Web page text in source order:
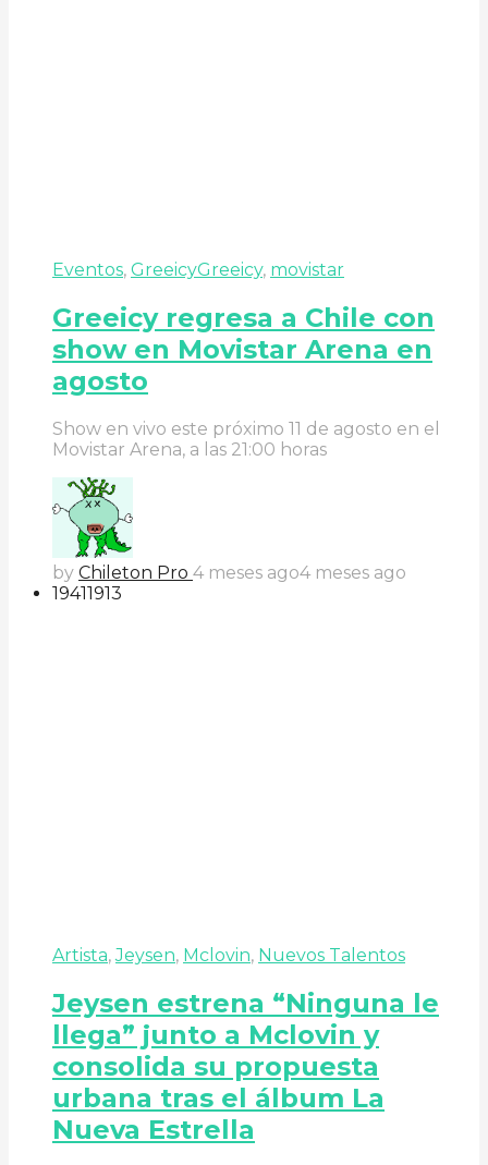
Eventos, GreeicyGreeicy, movistar
Greeicy regresa a Chile con
show en Movistar Arena en
agosto
Show en vivo este próximo 11 de agosto en el
Movistar Arena, a las 21:00 horas
by Chileton Pro 4 meses ago4 meses ago
19411913
Artista,Jeysen, Mclovin, Nuevos Talentos
Jeysen estrena “Ninguna le
llega” junto a Mclovin y
consolida su propuesta
urbana tras el álbum La
Nueva Estrella